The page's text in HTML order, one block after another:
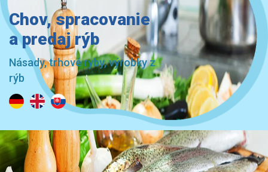
Chov, spracovanie
a predaj rýb
Násady, trhové ryby, výrobky z
rýb